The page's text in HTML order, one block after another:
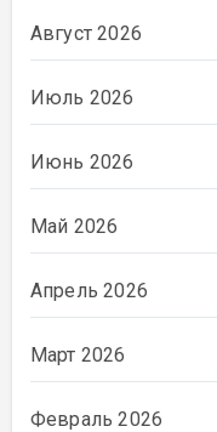
Август 2026
Июль 2026
Июнь 2026
Май 2026
Апрель 2026
Март 2026
Февраль 2026